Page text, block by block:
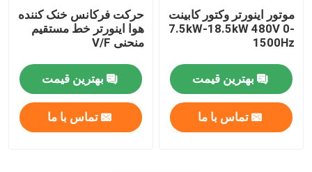
موتور اینورتر وکتور کابینت
7.5kW-18.5kW 480V 0-
1500Hz
بهترین قیمت
تماس با ما
حرکت فرکانس خنک کننده
هوا اینورتر خط مستقیم
منحنی V/F
بهترین قیمت
تماس با ما